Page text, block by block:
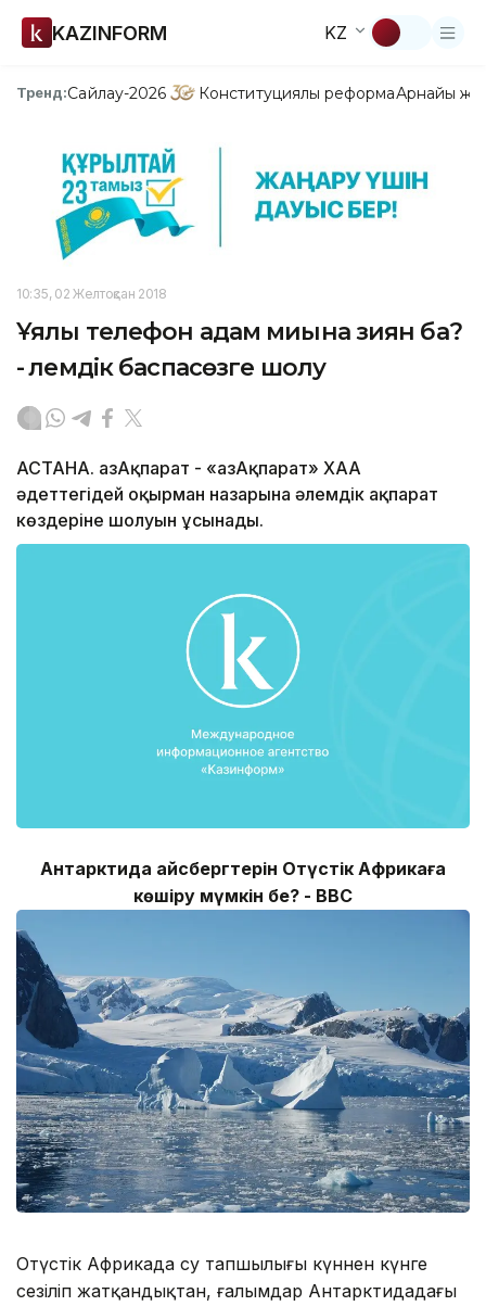
KAZINFORM KZ
Тренд:Сайлау-2026 Конституциялық реформаАрнайы
10:35, 02 Желтоқсан 2018
Ұялы телефон адам миына зиян ба?
- Әлемдік баспасөзге шолу
АСТАНА. ҚазАқпарат - «ҚазАқпарат» ХАА
әдеттегідей оқырман назарына әлемдік ақпарат
көздеріне шолуын ұсынады.
Антарктида айсбергтерін Оңтүстік Африкаға
көшіру мүмкін бе? - ВВС
Оңтүстік Африкада су тапшылығы күннен күнге
сезіліп жатқандықтан, ғалымдар Антарктидадағы